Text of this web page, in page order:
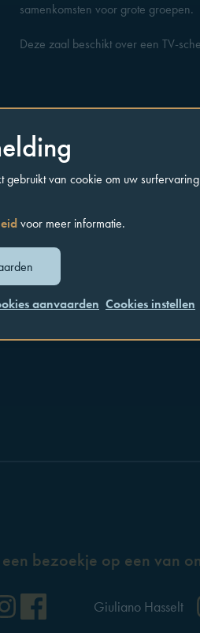
samenkomsten voor grote groepen.
Deze zaal beschikt over een TV-
bezoekje op een van
Instagram
FacebookGiuliano Hasselt
gebruikt van cookie om uw
voor meer informatie.
aanvaarden Cookies instellen